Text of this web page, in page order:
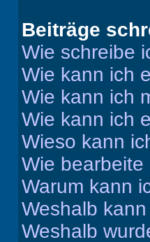
Beiträge
Wie schreibe
Wie kann ich
Wie kann ich
Wie kann ich
Wieso kann
Wie
Warum kann
Weshalb
Weshalb